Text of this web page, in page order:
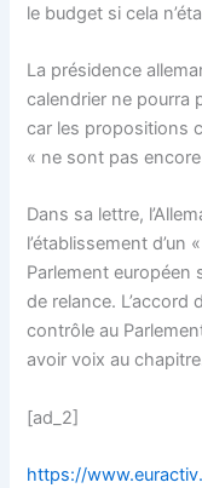
le budget si cela
La présidence
calendrier ne pourra
car les propositions
« ne sont pas
Dans sa lettre,
l’établissement
Parlement européen
de relance. L’accord
contrôle au
avoir voix au
[ad_2]
https://